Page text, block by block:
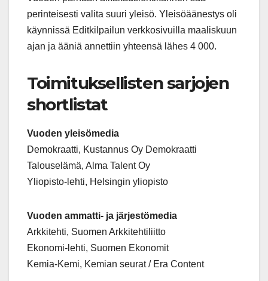
perinteisesti valita suuri yleisö. Yleisöäänestys oli
käynnissä Editkilpailun verkkosivuilla maaliskuun
ajan ja ääniä annettiin yhteensä lähes 4 000.
Toimituksellisten sarjojen
shortlistat
Vuoden yleisömedia
Demokraatti, Kustannus Oy Demokraatti
Talouselämä, Alma Talent Oy
Yliopisto-lehti, Helsingin yliopisto
Vuoden ammatti- ja järjestömedia
Arkkitehti, Suomen Arkkitehtiliitto
Ekonomi-lehti, Suomen Ekonomit
Kemia-Kemi, Kemian seurat / Era Content